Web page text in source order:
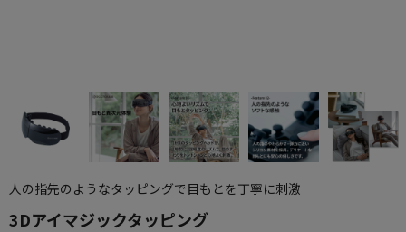
3Dアイマジックタッピング
人の指先のようなタッピングで目もとを丁寧に刺激